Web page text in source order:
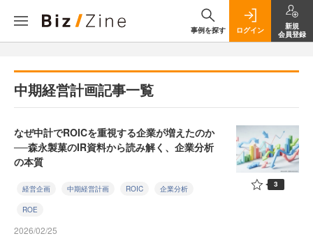
事例を探す ログイン
新規
会員登録
中期経営計画記事一覧
なぜ中計でROICを重視する企業が増えたのか
──森永製菓のIR資料から読み解く、企業分析
の本質
経営企画 中期経営計画 ROIC 企業分析
ROE
2026/02/25
3